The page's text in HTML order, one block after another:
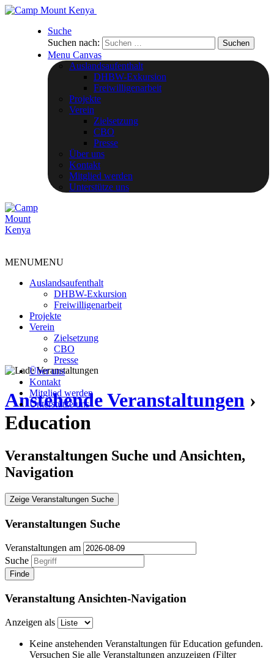
Suche
Suchen nach:
Menu Canvas
Auslandsaufenthalt
DHBW-Exkursion
Freiwilligenarbeit
Projekte
Verein
Zielsetzung
CBO
Presse
Über uns
Kontakt
Mitglied werden
Unterstütze uns
MENUMENU
Auslandsaufenthalt
DHBW-Exkursion
Freiwilligenarbeit
Projekte
Verein
Zielsetzung
CBO
Presse
Über uns
Kontakt
Mitglied werden
Unterstütze uns
Anstehende Veranstaltungen ›
Education
Veranstaltungen Suche und Ansichten,
Navigation
Zeige Veranstaltungen Suche
Veranstaltungen Suche
Veranstaltungen am
Suche
Veranstaltung Ansichten-Navigation
Anzeigen als
Keine anstehenden Veranstaltungen für Education gefunden.
Versuchen Sie alle Veranstaltungen anzuzeigen (Filter